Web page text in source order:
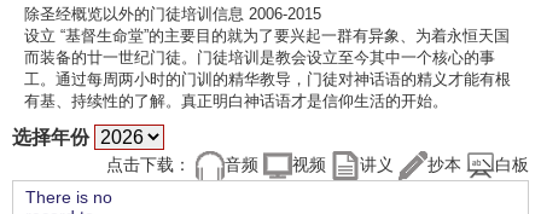
除圣经概览以外的门徒培训信息 2006-2015
设立 “基督生命堂”的主要目的就为了要兴起一群有异象、为着永恒天国
而装备的廿一世纪门徒。门徒培训是教会设立至今其中一个核心的事
工。通过每周两小时的门训的精华教导，门徒对神话语的精义才能有根
有基、持续性的了解。真正明白神话语才是信仰生活的开始。
选择年份
点击下载： 音频 视频 讲义 抄本
白板
There is no